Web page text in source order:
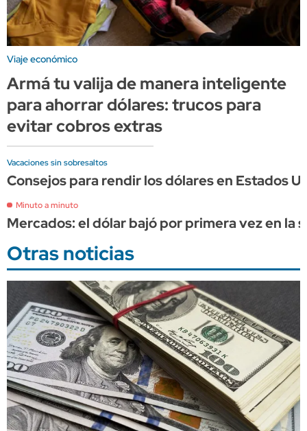
Viaje económico
Armá tu valija de manera inteligente
para ahorrar dólares: trucos para
evitar cobros extras
Vacaciones sin sobresaltos
Consejos para rendir los dólares en Estados
Minuto a minuto
Mercados: el dólar bajó por primera vez en la
Otras noticias